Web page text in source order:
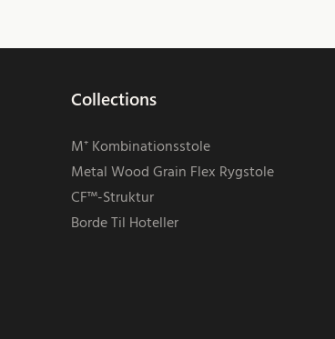
Collections
M⁺ Kombinationsstole
Metal Wood Grain Flex Rygstole
CF™-Struktur
Borde Til Hoteller